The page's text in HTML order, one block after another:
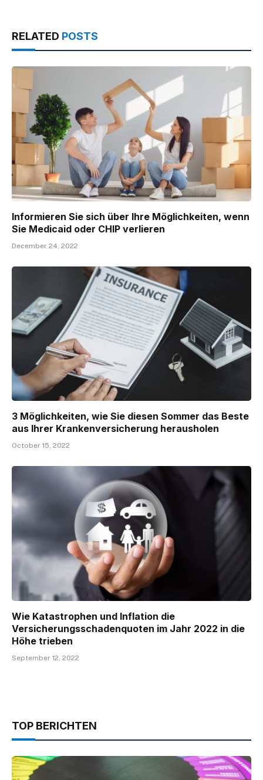
RELATED POSTS
Informieren Sie sich über Ihre Möglichkeiten, wenn
Sie Medicaid oder CHIP verlieren
December 24, 2022
3 Möglichkeiten, wie Sie diesen Sommer das Beste
aus Ihrer Krankenversicherung herausholen
October 15, 2022
Wie Katastrophen und Inflation die
Versicherungsschadenquoten im Jahr 2022 in die
Höhe trieben
September 12, 2022
TOP BERICHTEN